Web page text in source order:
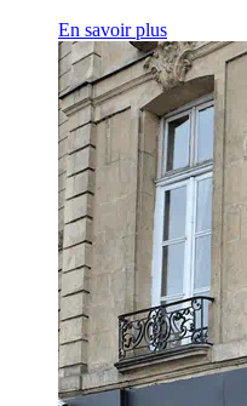
En savoir plus